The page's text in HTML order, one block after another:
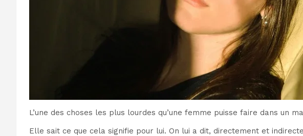
L’une des choses les plus lourdes qu’une femme puisse faire dans un
Elle sait ce que cela signifie pour lui. On lui a dit, directement et